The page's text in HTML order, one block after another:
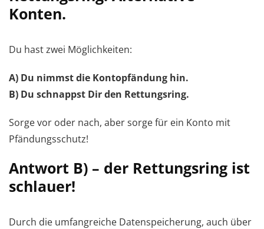
Konten.
Du hast zwei Möglichkeiten:
A) Du nimmst die Kontopfändung hin.
B) Du schnappst Dir den Rettungsring.
Sorge vor oder nach, aber sorge für ein Konto mit
Pfändungsschutz!
Antwort B) – der Rettungsring ist
schlauer!
Durch die umfangreiche Datenspeicherung, auch über